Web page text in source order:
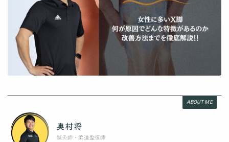
ABOUT ME
奥村将
鍼灸師・柔道整復師